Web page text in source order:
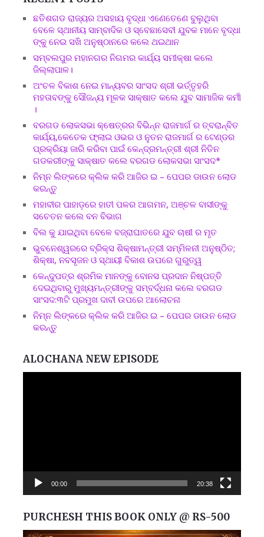
ଛତିଶଗଡ ରାଜ୍ୟର ଅସହାୟ ବୃଦ୍ଧା ଏଣେତେଣେ ବୁଲୁଥିବା
ବେଳେ ସ୍ଥାନୀୟ ସାମ୍ବାଦିକ ଓ ସ୍ବେଛାସେବୀ ଯୁବକ ମାନେ ବୃଦ୍ଧା
ଙ୍କୁ ନେଇ ସଖି ଅନୁଷ୍ଠାନରେ କଲେ ଥଇଥାନ
ସମ୍ବଲପୁର ମହାନଗର ନିଗମର କାର୍ଯ୍ୟ ସମୀକ୍ଷା କଲେ
ଜିଲ୍ଲାପାଳ।
ଅଂଚଳ ବିକାଶ ନେଇ ମାନ୍ୟବର ସାଂସଦ ଶ୍ରୀ ଭର୍ତ୍ତୃହରି
ମହତାବଙ୍କୁ ସୌଜନ୍ୟ ମୂଳକ ସାକ୍ଷାତ କଲେ ଯୁବ ସାମାଜିକ କର୍ମୀ
।
ବରଗଡ ଲୋକସଭା କ୍ଷେତ୍ରର ବିଭିନ୍ନ ରାଜମାର୍ଗ ର ତ୍ବରାନ୍ବିତ
କାର୍ଯ୍ୟ,କେତେକ ଫ୍ଲାଇ ଓଭର ଓ ନୁତନ ରାଜମାର୍ଗ ର ଟେଣ୍ଡର
ପ୍ରକ୍ରିୟା ଜାରି କରିବା ପାଇଁ କେନ୍ଦ୍ରମନ୍ତ୍ରୀ ଶ୍ରୀ ନିତିନ
ଗଡକରୀଙ୍କୁ ସାକ୍ଷାତ କଲେ ବରଗଡ ଲୋକସଭା ସାଂସଦ*
ନିମ୍ନ ଲିଙ୍କରେ କ୍ଲିକ କରି ଆଜିର ଇ – ପେପର ଡାଉନ ଲୋଡ
କରନ୍ତୁ
ମହାବୀର ପାହାଡ଼ରେ ହାତୀ ପଳର ଆଗମନ, ଅଞ୍ଚଳ ବାସୀଙ୍କୁ
ସଚେତନ କଲେ ବନ ବିଭାଗ
ବିଲ କୁ ଯାଇଥିବା ବେଳେ ବଜ୍ରାଘାତରେ ଯୁବ ଚାଷୀ ର ମୃତ
ଭୁବନେଶ୍ୱରରେ ବ୍ରିକ୍ସ ଶିକ୍ଷାମନ୍ତ୍ରୀ ସମ୍ମିଳନୀ ଅନୁଷ୍ଠିତ;
ଶିକ୍ଷା, ନବସୃଜନ ଓ ସ୍ଥାୟୀ ବିକାଶ ଉପରେ ଗୁରୁତ୍ୱ
କେନ୍ଦୁପତ୍ର ଶ୍ରମିକ ମାନଙ୍କୁ ବୋନସ ପ୍ରଦାନ ନିଷ୍ପତ୍ତି
ଦେଇଥିବାରୁ ମୁଖ୍ୟମନ୍ତ୍ରୀଙ୍କୁ ସମ୍ବର୍ଦ୍ଧନା କଲେ ବରଗଡ
ସାଂସଦ:୩ଟି ପ୍ରମୁଖ ଦାବୀ ଉପରେ ଆଲୋଚନା
ନିମ୍ନ ଲିଙ୍କରେ କ୍ଲିକ କରି ଆଜିର ଇ – ପେପର ଡାଉନ ଲୋଡ
କରନ୍ତୁ
ALOCHANA NEW EPISODE
00:00 20:38
PURCHESH THIS BOOK ONLY @ RS-500